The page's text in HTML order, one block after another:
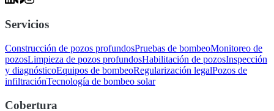
Servicios
Construcción de pozos profundosPruebas de bombeoMonitoreo de
pozosLimpieza de pozos profundosHabilitación de pozosInspección
y diagnósticoEquipos de bombeoRegularización legalPozos de
infiltraciónTecnología de bombeo solar
Cobertura